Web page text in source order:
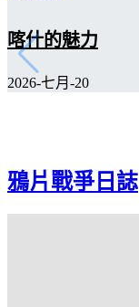
喀什的魅力
2026-七月-20
鴉片戰爭日誌